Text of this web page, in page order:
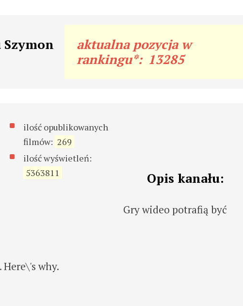
Szymon
aktualna pozycja w
rankingu*: 13285
ilość opublikowanych
filmów: 269
ilość wyświetleń:
5363811
Opis kanału:
Gry wideo potrafią być
Here\'s why.